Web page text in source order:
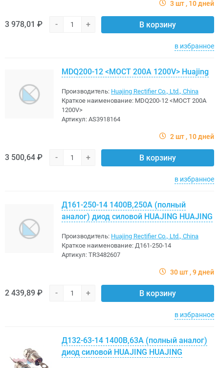
3 шт 10 дней
3 978,01 ₽ - + В корзину
в избранное
MDQ200-12 <МОСТ 200A 1200V> Huajing
Производитель: Huajing Rectifier Co., Ltd., China
Краткое наименование: MDQ200-12 <МОСТ 200A
1200V>
Артикул: AS3918164
2 шт 10 дней
3 500,64 ₽ - + В корзину
в избранное
Д161-250-14 1400В,250A (полный
аналог) диод силовой HUAJING HUAJING
Производитель: Huajing Rectifier Co., Ltd., China
Краткое наименование: Д161-250-14
Артикул: TR3482607
30 шт 9 дней
2 439,89 ₽ - + В корзину
в избранное
Д132-63-14 1400В,63A (полный аналог)
диод силовой HUAJING HUAJING